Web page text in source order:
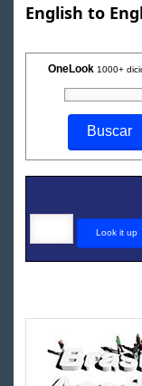
English to
OneLook 1000+